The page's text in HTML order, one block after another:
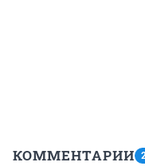
КОММЕНТАРИИ